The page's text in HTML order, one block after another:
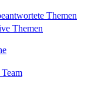
Themen
Themen